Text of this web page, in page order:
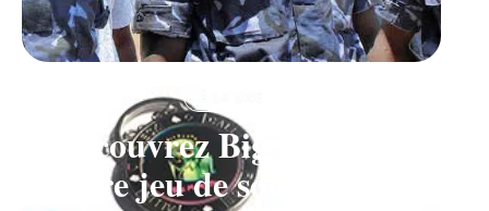
Découvrez Big Monster,
notre jeu de société de la